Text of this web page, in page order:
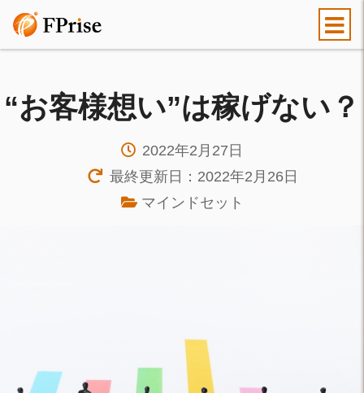
“お客様想い”は稼げない？
2022年2月27日
最終更新日：2022年2月26日
マインドセット